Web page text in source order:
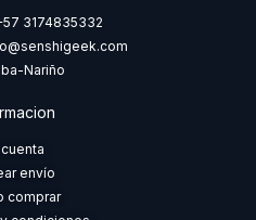
3174835332
Nariño
envío
comprar